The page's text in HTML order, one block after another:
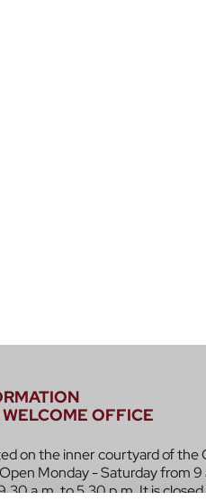
OFFICE
on the inner courtyard of the
Monday - Saturday from 9
a.m. to 5.30 p.m. It is